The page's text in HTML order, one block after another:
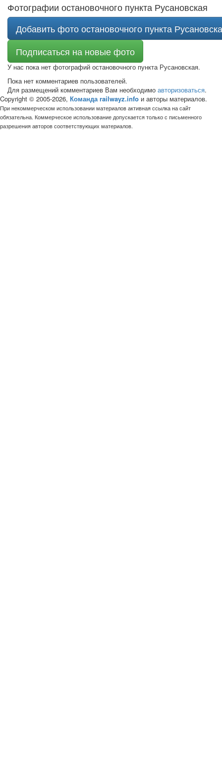
Фотографии остановочного пункта Русановская
Добавить фото остановочного пункта
Подписаться на новые фото
У нас пока нет фотографий остановочного пункта Русановская.
Пока нет комментариев пользователей.
Для размещений комментариев Вам необходимо авторизоваться.
Copyright © 2005-2026, Команда railwayz.info и авторы материалов.
При некоммерческом использовании материалов активная ссылка на сайт
обязательна. Коммерческое использование допускается только с письменного
разрешения авторов соответствующих материалов.